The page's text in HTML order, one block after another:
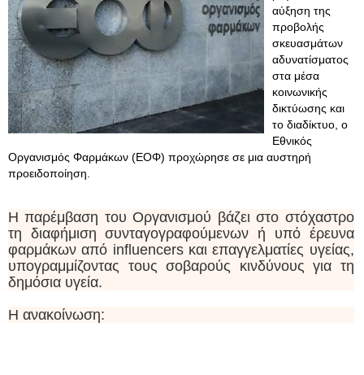
αύξηση της
προβολής
σκευασμάτων
αδυνατίσματος
στα μέσα
κοινωνικής
δικτύωσης και
το διαδίκτυο, ο
Εθνικός
Οργανισμός Φαρμάκων (ΕΟΦ) προχώρησε σε μια αυστηρή
προειδοποίηση.
Η παρέμβαση του Οργανισμού βάζει στο στόχαστρο
τη διαφήμιση συνταγογραφούμενων ή υπό έρευνα
φαρμάκων από influencers και επαγγελματίες υγείας,
υπογραμμίζοντας τους σοβαρούς κινδύνους για τη
δημόσια υγεία.
Η ανακοίνωση: